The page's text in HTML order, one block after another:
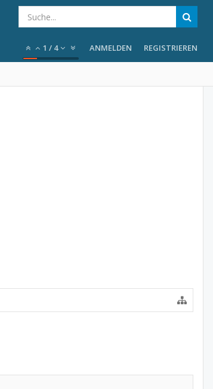
1 / 4 ANMELDEN REGISTRIEREN